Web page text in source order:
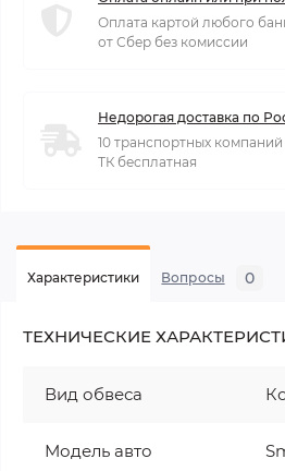
Оплата картой любого
от Сбер без комиссии
Недорогая доставка по
10 транспортных
ТК бесплатная
Характеристики Вопросы 0
ТЕХНИЧЕСКИЕ
Вид обвеса
Модель авто